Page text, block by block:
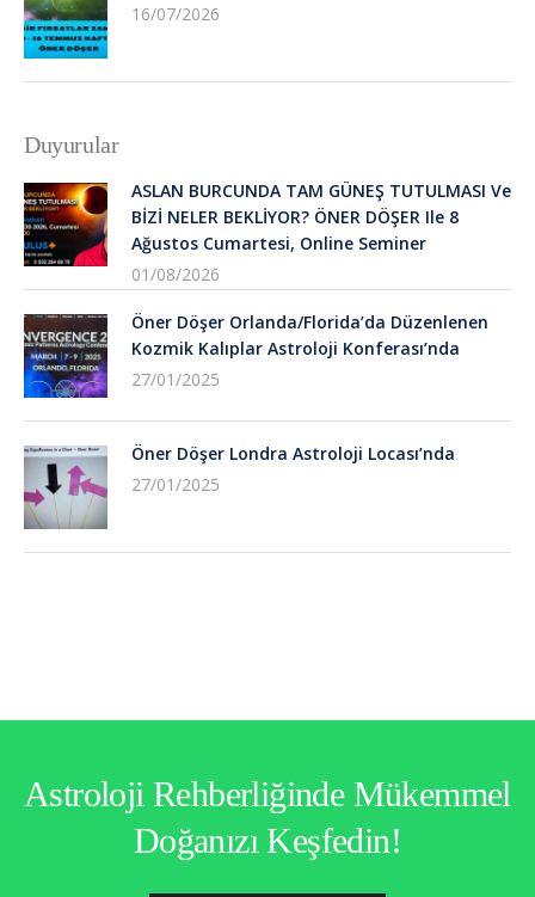
16/07/2026
Duyurular
ASLAN BURCUNDA TAM GÜNEŞ TUTULMASI Ve
BİZİ NELER BEKLİYOR? ÖNER DÖŞER Ile 8
Ağustos Cumartesi, Online Seminer
01/08/2026
Öner Döşer Orlanda/Florida’da Düzenlenen
Kozmik Kalıplar Astroloji Konferası’nda
27/01/2025
Öner Döşer Londra Astroloji Locası’nda
27/01/2025
Astroloji Rehberliğinde Mükemmel
Doğanızı Keşfedin!